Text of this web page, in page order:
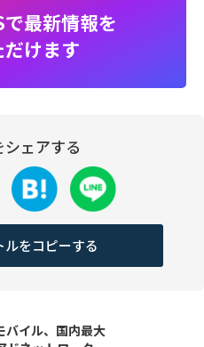
最新情報を
けます
シェアする
ルをコピーする
バイル、国内最大